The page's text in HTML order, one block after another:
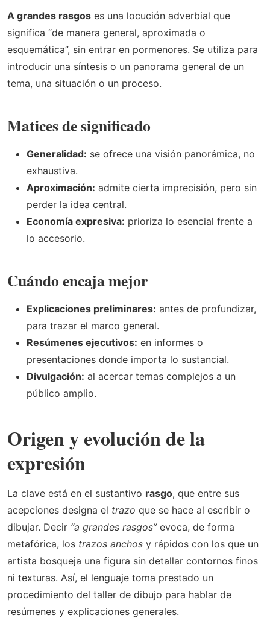
A grandes rasgos es una locución adverbial que
significa “de manera general, aproximada o
esquemática”, sin entrar en pormenores. Se utiliza para
introducir una síntesis o un panorama general de un
tema, una situación o un proceso.
Matices de significado
Generalidad: se ofrece una visión panorámica, no
exhaustiva.
Aproximación: admite cierta imprecisión, pero sin
perder la idea central.
Economía expresiva: prioriza lo esencial frente a
lo accesorio.
Cuándo encaja mejor
Explicaciones preliminares: antes de profundizar,
para trazar el marco general.
Resúmenes ejecutivos: en informes o
presentaciones donde importa lo sustancial.
Divulgación: al acercar temas complejos a un
público amplio.
Origen y evolución de la
expresión
La clave está en el sustantivo rasgo, que entre sus
acepciones designa el trazo que se hace al escribir o
dibujar. Decir “a grandes rasgos”evoca, de forma
metafórica, los trazos anchos y rápidos con los que un
artista bosqueja una figura sin detallar contornos finos
ni texturas. Así, el lenguaje toma prestado un
procedimiento del taller de dibujo para hablar de
resúmenes y explicaciones generales.